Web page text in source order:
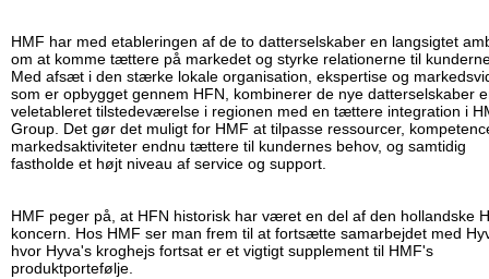
HMF har med etableringen af de to datterselskaber en langsigtet
om at komme tættere på markedet og styrke relationerne til
Med afsæt i den stærke lokale organisation, ekspertise og
som er opbygget gennem HFN, kombinerer de nye datterselskaber
veletableret tilstedeværelse i regionen med en tættere integration i
Group. Det gør det muligt for HMF at tilpasse ressourcer,
markedsaktiviteter endnu tættere til kundernes behov, og samtidig
fastholde et højt niveau af service og support.
HMF peger på, at HFN historisk har været en del af den hollandske
koncern. Hos HMF ser man frem til at fortsætte samarbejdet med
hvor Hyva's kroghejs fortsat er et vigtigt supplement til HMF's
produktportefølje.